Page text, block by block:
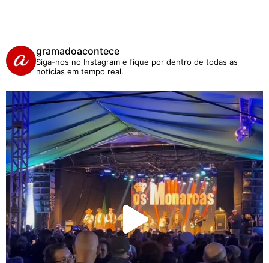
gramadoacontece
Siga-nos no Instagram e fique por dentro de todas as
notícias em tempo real.